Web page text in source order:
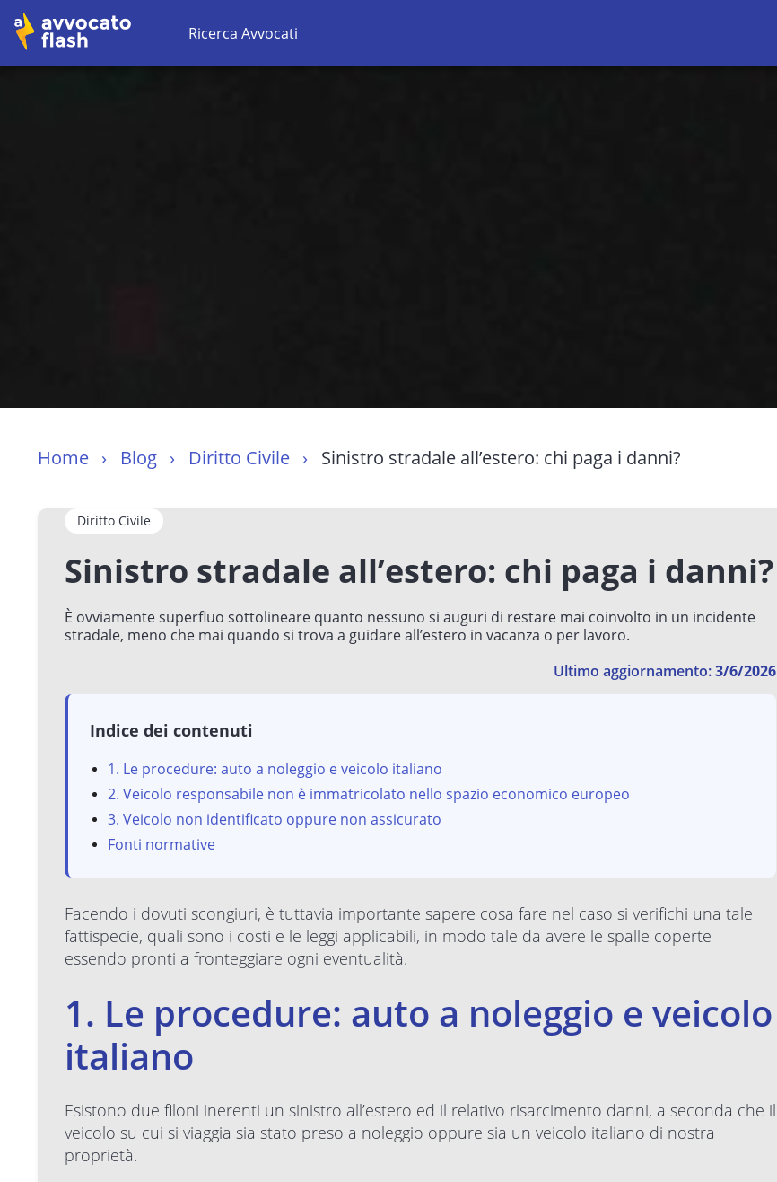
Ricerca Avvocati
Home Blog Diritto Civile Sinistro stradale all’estero: chi paga i danni?
Diritto Civile
Sinistro stradale all’estero: chi paga i danni?
È ovviamente superfluo sottolineare quanto nessuno si auguri di restare mai coinvolto in un incidente
stradale, meno che mai quando si trova a guidare all’estero in vacanza o per lavoro.
Ultimo aggiornamento:3/6/2026
Indice dei contenuti
1. Le procedure: auto a noleggio e veicolo italiano
2. Veicolo responsabile non è immatricolato nello spazio economico europeo
3. Veicolo non identificato oppure non assicurato
Fonti normative
Facendo i dovuti scongiuri, è tuttavia importante sapere cosa fare nel caso si verifichi una tale
fattispecie, quali sono i costi e le leggi applicabili, in modo tale da avere le spalle coperte
essendo pronti a fronteggiare ogni eventualità.
1. Le procedure: auto a noleggio e veicolo
italiano
Esistono due filoni inerenti un sinistro all’estero ed il relativo risarcimento danni, a seconda che il
veicolo su cui si viaggia sia stato preso a noleggio oppure sia un veicolo italiano di nostra
proprietà.